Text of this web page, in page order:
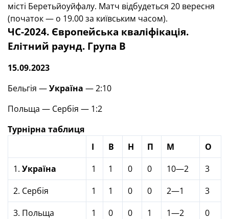
місті Беретьйоуйфалу. Матч відбудеться 20 вересня
(початок — о 19.00 за київським часом).
ЧС-2024. Європейська кваліфікація.
Елітний раунд. Група В
15.09.2023
Бельгія —Україна — 2:10
Польща — Сербія — 1:2
Турнірна таблиця
І
В Н П М
О
1. Україна 1 1 0 0 10—2
3
2. Сербія
1 1 0 0 2—1
3
3. Польща
1 0 0 1 1—2
0